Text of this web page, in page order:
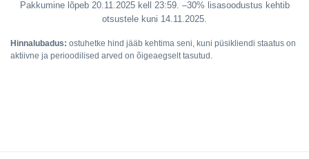
Pakkumine lõpeb 20.11.2025 kell 23:59. –30% lisasoodustus kehtib
otsustele kuni 14.11.2025.
Hinnalubadus: ostuhetke hind jääb kehtima seni, kuni püsikliendi staatus on
aktiivne ja perioodilised arved on õigeaegselt tasutud.